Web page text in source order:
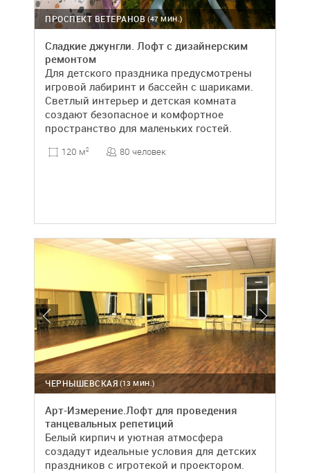
(47 МИН.)
ПРОСПЕКТ ВЕТЕРАНОВ
Сладкие джунгли. Лофт с дизайнерским
ремонтом
Для детского праздника предусмотрены
игровой лабиринт и бассейн с шариками.
Светлый интерьер и детская комната
создают безопасное и комфортное
пространство для маленьких гостей.
120 м2 80 человек
(13 МИН.)
ЧЕРНЫШЕВСКАЯ
Арт-Измерение.Лофт для проведения
танцевальных репетиций
Белый кирпич и уютная атмосфера
создадут идеальные условия для детских
праздников с игротекой и проектором.